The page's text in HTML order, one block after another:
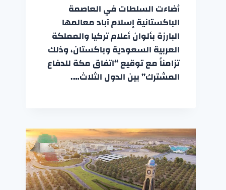
أضاءت السلطات في العاصمة
الباكستانية إسلام آباد معالمها
البارزة بألوان أعلام تركيا والمملكة
العربية السعودية وباكستان، وذلك
تزامناً مع توقيع “اتفاق مكة للدفاع
المشترك” بين الدول الثلاث….